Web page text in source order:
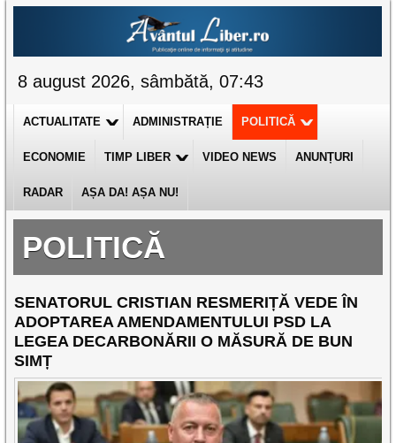
8 august 2026, sâmbătă, 07:43
ACTUALITATE ADMINISTRAȚIE POLITICĂ
ECONOMIE TIMP LIBER VIDEO NEWS ANUNȚURI
RADAR AȘA DA! AȘA NU!
POLITICĂ
SENATORUL CRISTIAN RESMERIȚĂ VEDE ÎN
ADOPTAREA AMENDAMENTULUI PSD LA
LEGEA DECARBONĂRII O MĂSURĂ DE BUN
SIMȚ